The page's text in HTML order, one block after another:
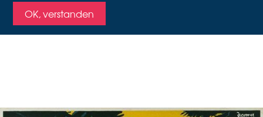
OK, verstanden
METHODE IN DER
Plakat « Leysin. Air et soleil », 1928. Plakat : Jacomo